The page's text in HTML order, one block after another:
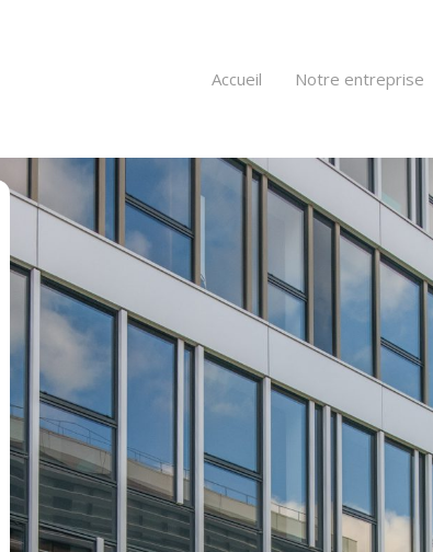
Accueil Notre entreprise